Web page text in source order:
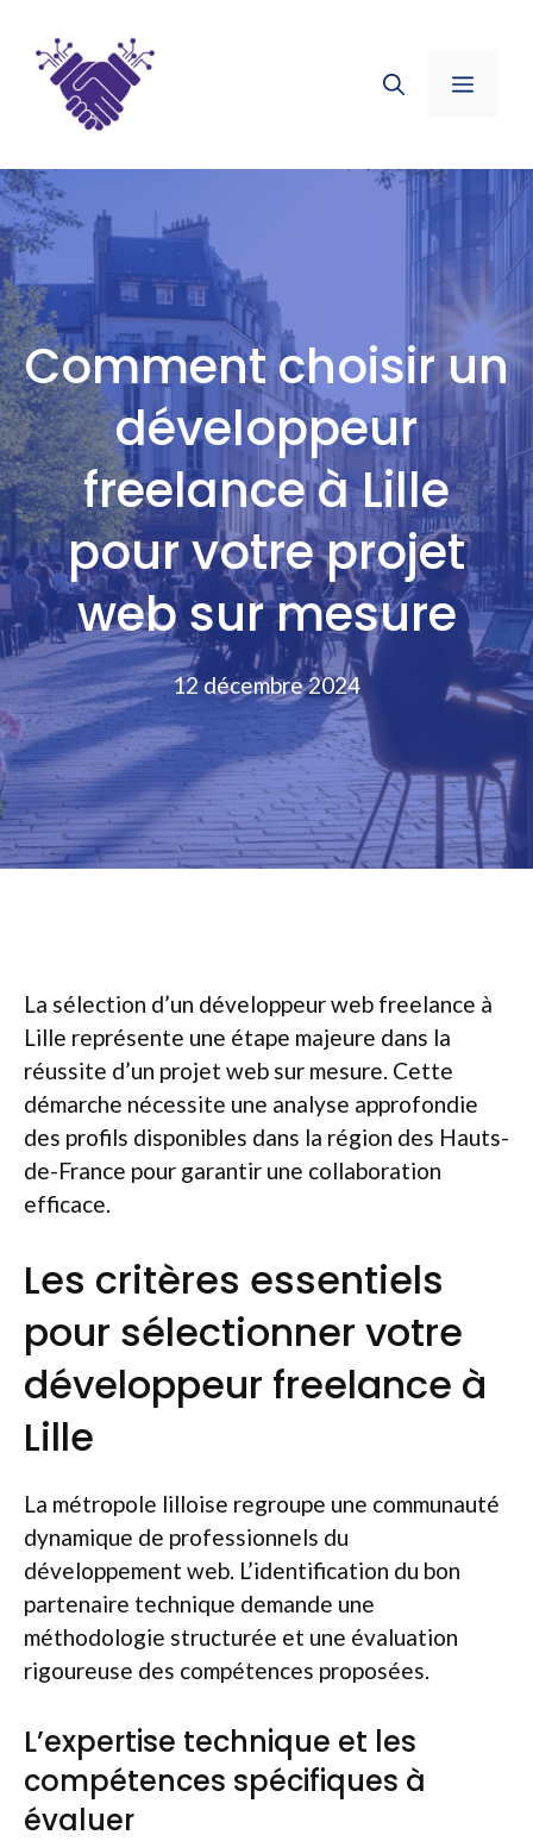
contenu
Menu
Comment choisir un
développeur
freelance à Lille
pour votre projet
web sur mesure
12 décembre 2024
La sélection d’un développeur web freelance à
Lille représente une étape majeure dans la
réussite d’un projet web sur mesure. Cette
démarche nécessite une analyse approfondie
des profils disponibles dans la région des Hauts-
de-France pour garantir une collaboration
efficace.
Les critères essentiels
pour sélectionner votre
développeur freelance à
Lille
La métropole lilloise regroupe une communauté
dynamique de professionnels du
développement web. L’identification du bon
partenaire technique demande une
méthodologie structurée et une évaluation
rigoureuse des compétences proposées.
L’expertise technique et les
compétences spécifiques à
évaluer